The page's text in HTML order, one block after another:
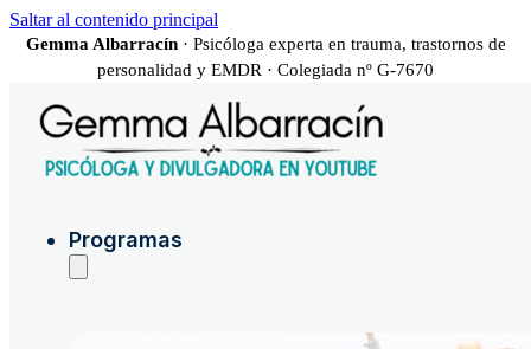
Saltar al contenido principal
Gemma Albarracín· Psicóloga experta en trauma, trastornos de
personalidad y EMDR · Colegiada nº G-7670
Programas